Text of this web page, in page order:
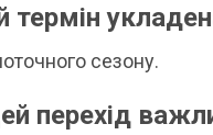
термін
сезону.
перехід